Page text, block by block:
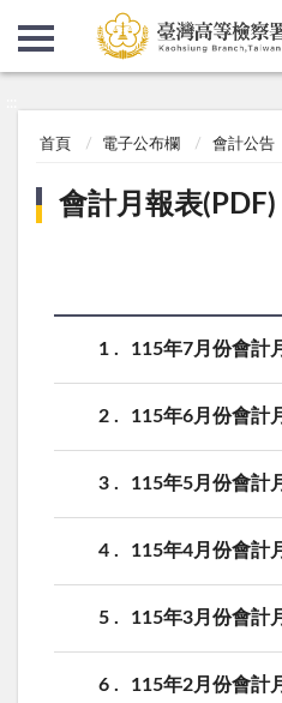
首頁 電子公布欄 會計公告
會計月報表(PDF)
1 115年7月份會計
2 115年6月份會計
3 115年5月份會計
4 115年4月份會計
5 115年3月份會計
6 115年2月份會計